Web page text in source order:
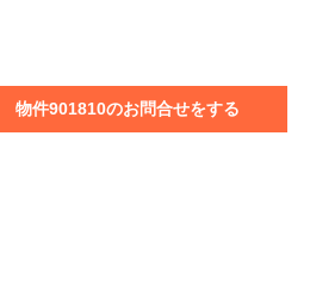
物件901810のお問合せをする